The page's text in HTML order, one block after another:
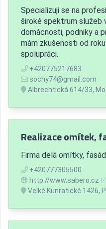
Specializuji se na
široké spektrum
domácnosti, podniky a
mám zkušenosti od
spolupráci.
+420775217683
sochy74@gmail.com
Albrechtická 614/33,
Realizace omítek,
Firma delá omítky,
+420777305500
http://www.sabero.cz
Velké Kunratické 1426,